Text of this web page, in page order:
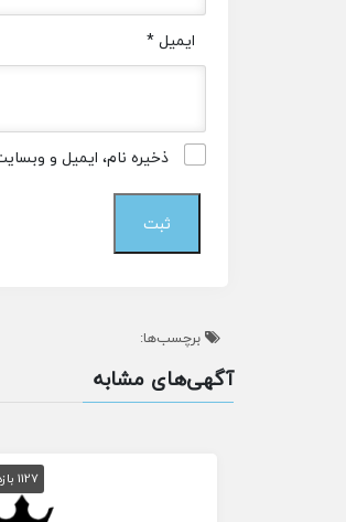
ایمیل*
ذخیره نام، ایمیل و
برچسب‌ها:
آگهی‌های مشابه
1127 بازدید